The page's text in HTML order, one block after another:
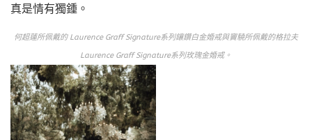
真是情有獨鍾。
何超蓮所佩戴的 Laurence Graff Signature系列鑲鑽白金婚戒與竇驍所佩戴的格拉夫
Laurence Graff Signature系列玫瑰金婚戒。